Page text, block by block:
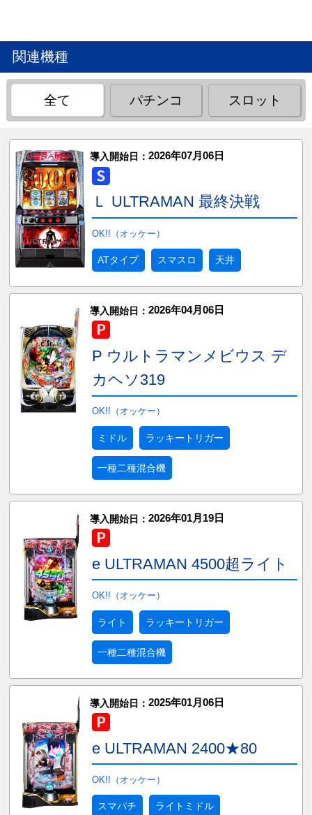
関連機種
全て パチンコ スロット
導入開始日： 2026年07月06日
Ｌ ULTRAMAN 最終決戦
OK!!（オッケー）
ATタイプ スマスロ 天井
導入開始日： 2026年04月06日
P ウルトラマンメビウス デ
カヘソ319
OK!!（オッケー）
ミドル ラッキートリガー
一種二種混合機
導入開始日： 2026年01月19日
e ULTRAMAN 4500超ライト
OK!!（オッケー）
ライト ラッキートリガー
一種二種混合機
導入開始日： 2025年01月06日
e ULTRAMAN 2400★80
OK!!（オッケー）
スマパチ ライトミドル